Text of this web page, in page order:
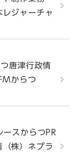
レジャーチャ
唐津行政情
からつ
ースからつPR
株）ネプラ